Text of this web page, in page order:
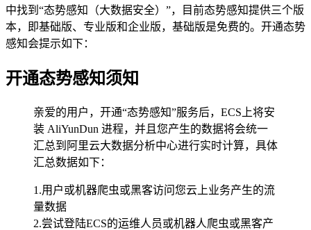
中找到“态势感知（大数据安全）”，目前态势感知提供三个版
本，即基础版、专业版和企业版，基础版是免费的。开通态势
感知会提示如下：
开通态势感知须知
亲爱的用户，开通“态势感知”服务后，ECS上将安
装 AliYunDun 进程，并且您产生的数据将会统一
汇总到阿里云大数据分析中心进行实时计算，具体
汇总数据如下：
1.用户或机器爬虫或黑客访问您云上业务产生的流
量数据
2.尝试登陆ECS的运维人员或机器人爬虫或黑客产